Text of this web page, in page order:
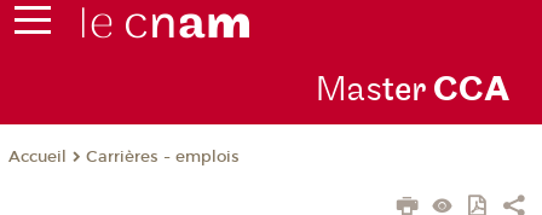
Master CCA
Accueil Carrières - emplois